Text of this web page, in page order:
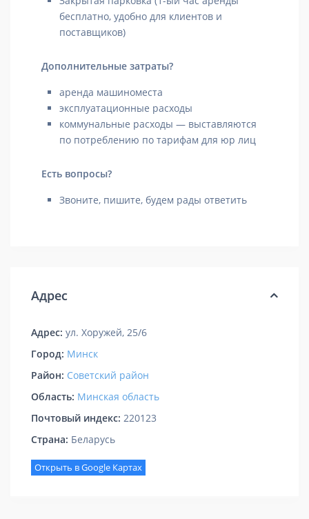
бесплатно, удобно для клиентов и
поставщиков)
Дополнительные затраты?
аренда машиноместа
эксплуатационные расходы
коммунальные расходы — выставляются
по потреблению по тарифам для юр лиц
Есть вопросы?
Звоните, пишите, будем рады ответить
Адрес
Адрес: ул. Хоружей, 25/6
Город: Минск
Район: Советский район
Область: Минская область
Почтовый индекс: 220123
Страна: Беларусь
Открыть в Google Картах